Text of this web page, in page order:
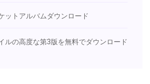
ットアルバムダウンロード
ルの高度な第3版を無料でダウンロード